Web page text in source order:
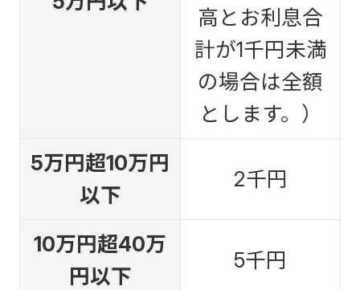
高とお利息合
計が1千円未満
の場合は全額
とします。）
5万円超10万円
以下
2千円
10万円超40万
円以下
5千円